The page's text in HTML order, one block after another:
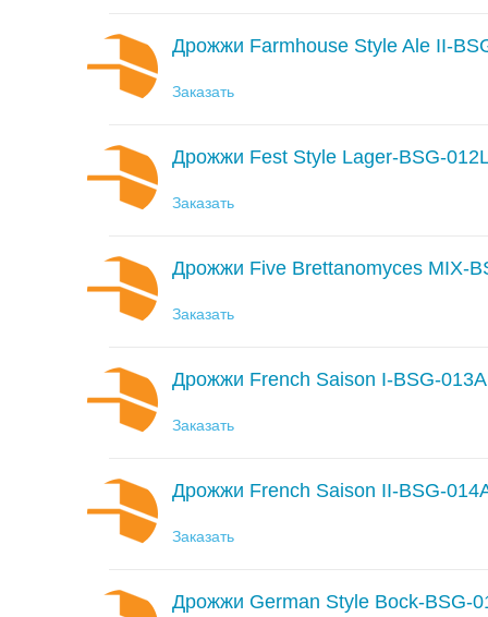
Дрожжи Farmhouse Style Ale II-
Заказать
Дрожжи Fest Style Lager-BSG-
Заказать
Дрожжи Five Brettanomyces MIX-
Заказать
Дрожжи French Saison I-BSG-013A
Заказать
Дрожжи French Saison II-BSG-
Заказать
Дрожжи German Style Bock-BSG-